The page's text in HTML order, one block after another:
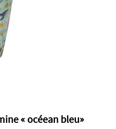
« océean bleu»